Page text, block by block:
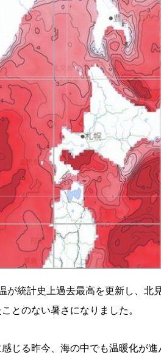
が統計史上過去最高を更新し、北
とのない暑さになりました。
感じる昨今、海の中でも温暖化が